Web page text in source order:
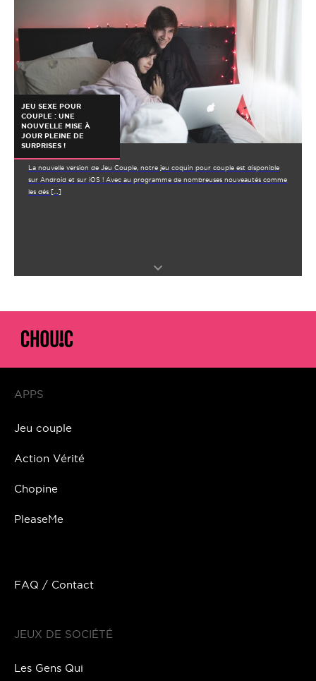
JEU SEXE POUR
COUPLE : UNE
NOUVELLE MISE À
JOUR PLEINE DE
SURPRISES !
La nouvelle version de Jeu Couple, notre jeu coquin pour couple est disponible
sur Android et sur iOS ! Avec au programme de nombreuses nouveautés comme
les dés […]
APPS
Jeu couple
Action Vérité
Chopine
PleaseMe
FAQ / Contact
JEUX DE SOCIÉTÉ
Les Gens Qui